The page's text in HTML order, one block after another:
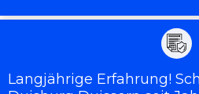
Langjährige Erfahrung!